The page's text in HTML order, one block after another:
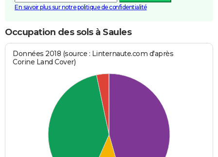
En savoir plus sur notre politique de confidentialité
Occupation des sols à Saules
Données 2018 (source : Linternaute.com d'après
Corine Land Cover)